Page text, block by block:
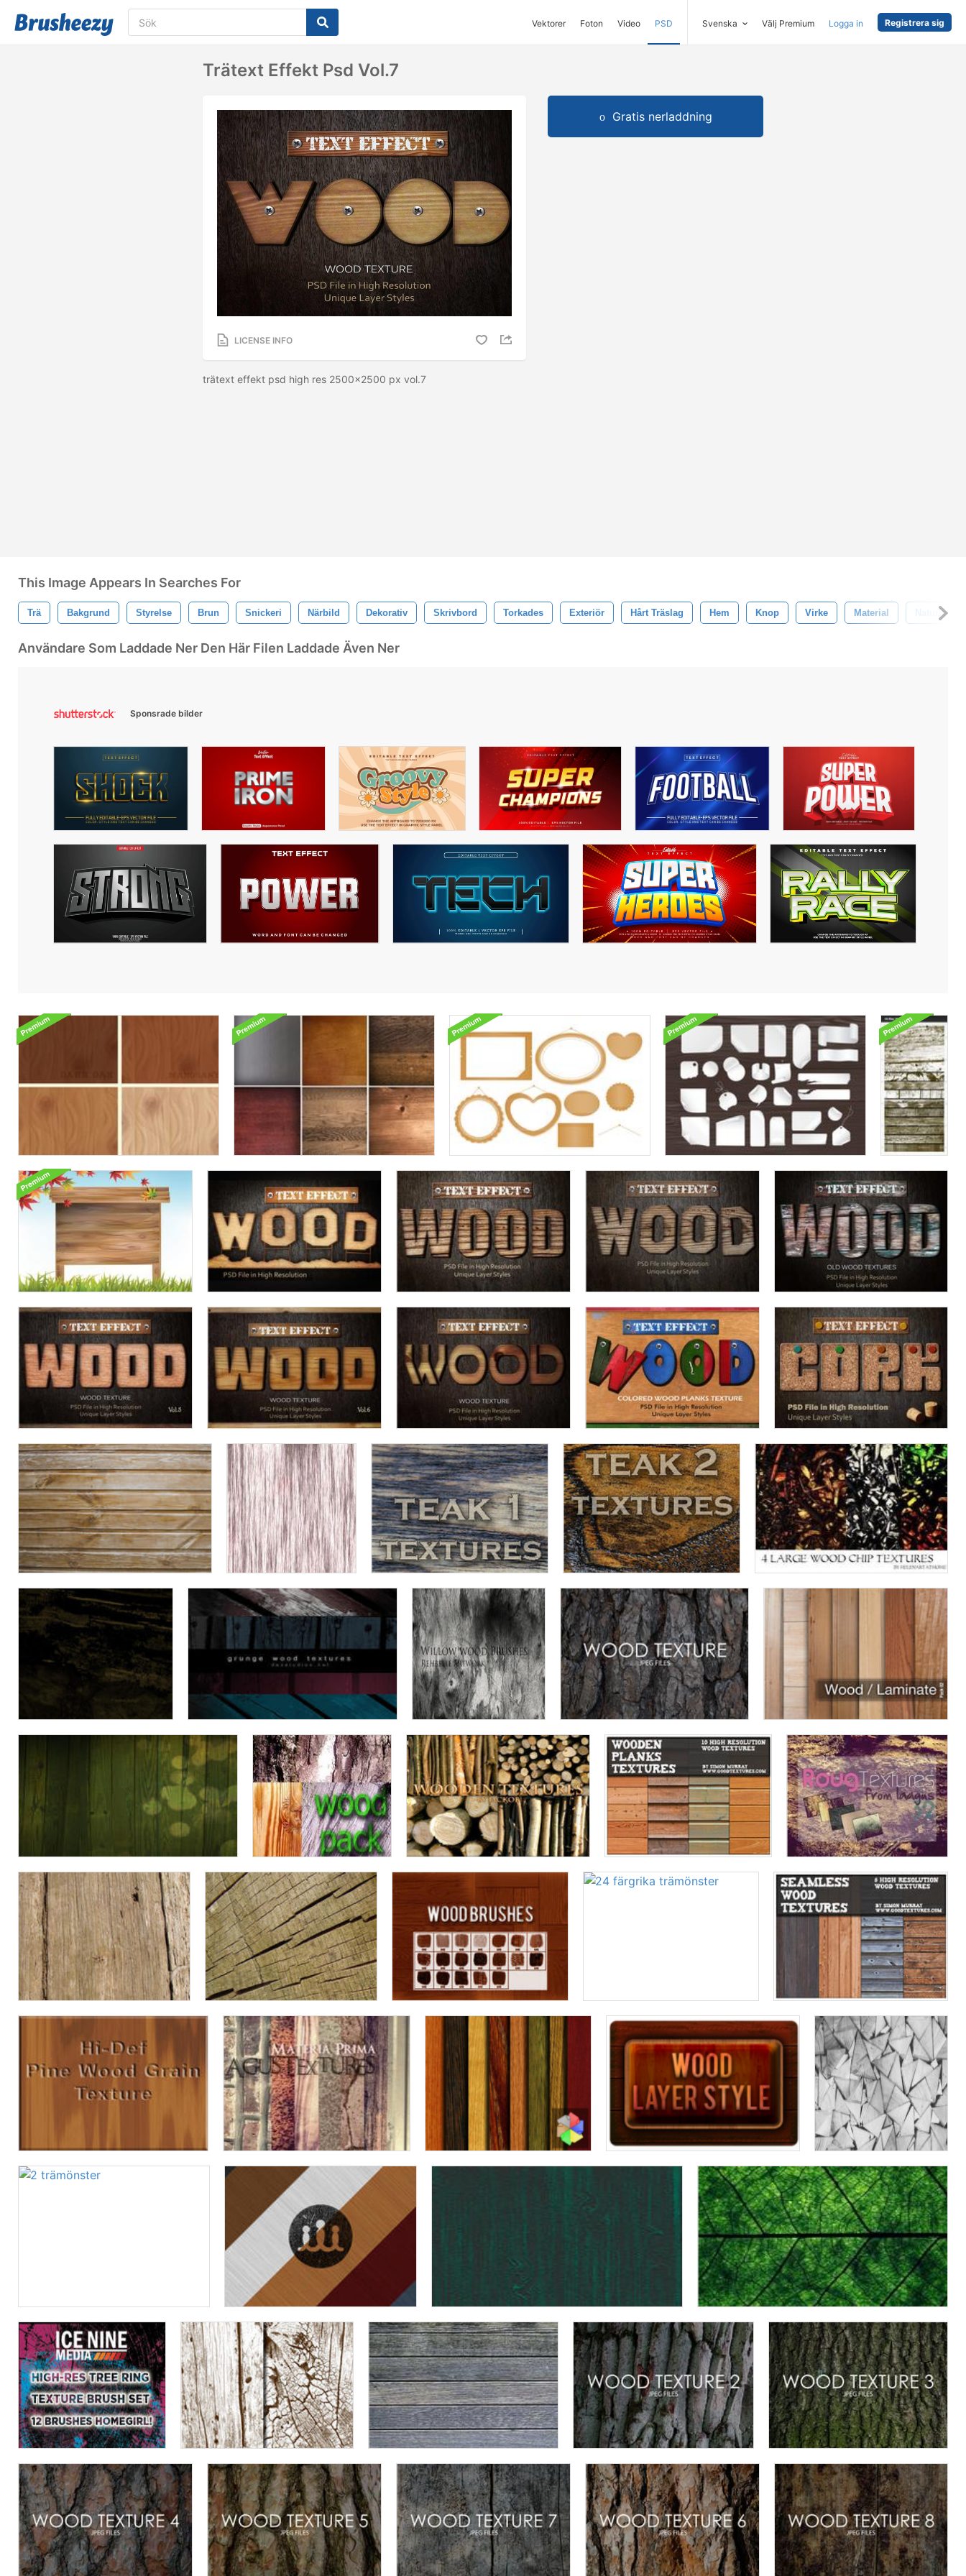
Vektorer Foton Video PSD Svenska Välj Premium Logga in Registrera sig
Trätext Effekt Psd Vol.7
LICENSE INFO
trätext effekt psd high res 2500x2500 px vol.7
Gratis nerladdning
This Image Appears In Searches For
Trä Bakgrund Styrelse Brun Snickeri Närbild Dekorativ Skrivbord Torkades Exteriör Hårt Träslag Hem Knop Virke Material Naturlig
Användare Som Laddade Ner Den Här Filen Laddade Även Ner
Sponsrade bilder